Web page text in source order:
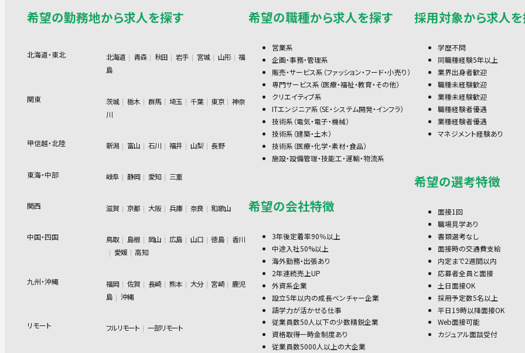
希望の勤務地から求人を探す
北海道・東北 北海道 青森 秋田 岩手 宮城 山形
福
島
関東 茨城 栃木 群馬 埼玉 千葉 東京
神奈
川
甲信越・北陸 新潟 富山 石川 福井 山梨 長野
東海・中部 岐阜 静岡 愛知 三重
関西 滋賀 京都 大阪 兵庫 奈良 和歌山
中国・四国 鳥取 島根 岡山 広島 山口 徳島
香川
愛媛
高知
九州・沖縄 福岡 佐賀 長崎 熊本 大分 宮崎
鹿児
島
沖縄
リモート フルリモート 一部リモート
希望の職種から求人を探す
営業系
企画・事務・管理系
販売・サービス系（ファッション・フード・小売り）
専門サービス系（医療・福祉・教育・その他）
クリエイティブ系
ITエンジニア系（SE・システム開発・インフラ）
技術系（電気・電子・機械）
技術系（建築・土木）
技術系（医療・化学・素材・食品）
施設・設備管理・技能工・運輸・物流系
希望の会社特徴
3年後定着率90％以上
中途入社50%以上
海外勤務・出張あり
2年連続売上UP
外資系企業
設立5年以内の成長ベンチャー企業
語学力が活かせる仕事
従業員数50人以下の少数精鋭企業
資格取得一時金制度あり
従業員数5000人以上の大企業
採用対象から求人
学歴不問
同職種経験5年以上
業界出身者歓迎
職種未経験歓迎
業種未経験歓迎
職種経験者優遇
業種経験者優遇
マネジメント経験あり
希望の選考特徴
面接1回
職場見学あり
書類選考なし
面接時の交通費支給
内定まで2週間以内
応募者全員と面接
土日面接OK
採用予定数5名以上
平日19時以降面接OK
Web面接可能
カジュアル面談受付